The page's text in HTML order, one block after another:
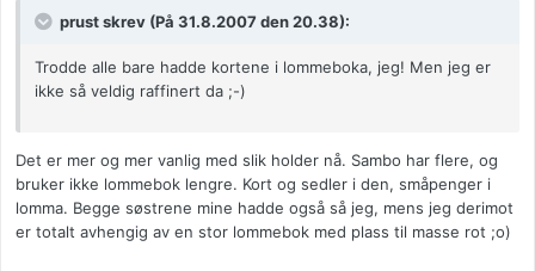
prust skrev (På 31.8.2007 den 20.38):
Trodde alle bare hadde kortene i lommeboka, jeg! Men jeg er
ikke så veldig raffinert da ;-)
Det er mer og mer vanlig med slik holder nå. Sambo har flere, og
bruker ikke lommebok lengre. Kort og sedler i den, småpenger i
lomma. Begge søstrene mine hadde også så jeg, mens jeg derimot
er totalt avhengig av en stor lommebok med plass til masse rot ;o)